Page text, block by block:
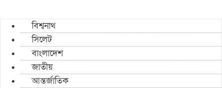
বিশ্বনাথ
সিলেট
বাংলাদেশ
জাতীয়
আন্তর্জাতিক